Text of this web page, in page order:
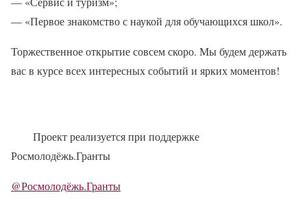
— «Первое знакомство с наукой для обучающихся школ».
Торжественное открытие совсем скоро. Мы будем держать
вас в курсе всех интересных событий и ярких моментов!
Проект реализуется при поддержке
Росмолодёжь.Гранты
@Росмолодёжь.Гранты